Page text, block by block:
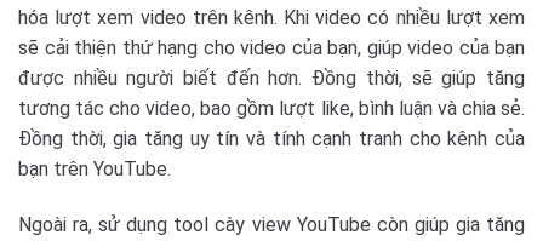
hóa lượt xem video trên kênh. Khi video có nhiều lượt xem
sẽ cải thiện thứ hạng cho video của bạn, giúp video của bạn
được nhiều người biết đến hơn. Đồng thời, sẽ giúp tăng
tương tác cho video, bao gồm lượt like, bình luận và chia sẻ.
Đồng thời, gia tăng uy tín và tính cạnh tranh cho kênh của
bạn trên YouTube.
Ngoài ra, sử dụng tool cày view YouTube còn giúp gia tăng